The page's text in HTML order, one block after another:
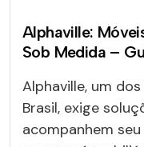
Alphaville:
Sob Medida –
Alphaville, um
Brasil, exige
acompanhem